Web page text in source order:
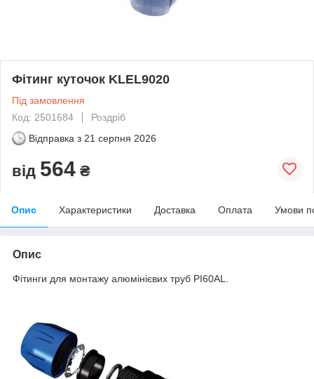
Фітинг куточок KLEL9020
Під замовлення
Код: 2501684
Роздріб
Відправка з 21 серпня 2026
від 564 ₴
Опис Характеристики Доставка Оплата Умови
Опис
Фітинги для монтажу алюмінієвих труб PI60AL.